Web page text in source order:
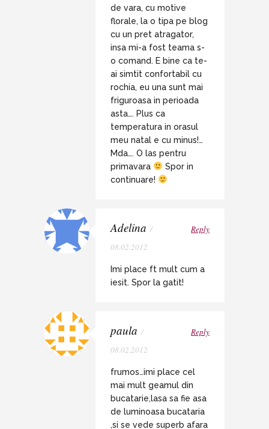
de vara, cu motive
florale, la o tipa pe blog
cu un pret atragator,
insa mi-a fost teama s-
o comand. E bine ca te-
ai simtit confortabil cu
rochia, eu una sunt mai
friguroasa in perioada
asta…. Plus ca
temperatura in orasul
meu natal e cu minus!…
Mda…. O las pentru
primavara
Spor in
continuare!
Adelina /
08.02.2012
Reply
Imi place ft mult cum a
iesit. Spor la gatit!
paula /
08.02.2012
Reply
frumos…imi place cel
mai mult geamul din
bucatarie,lasa sa fie asa
de luminoasa bucataria
,si se vede superb afara